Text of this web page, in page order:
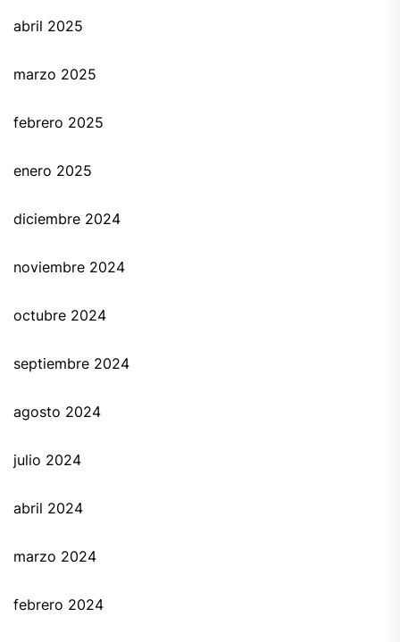
abril 2025
marzo 2025
febrero 2025
enero 2025
diciembre 2024
noviembre 2024
octubre 2024
septiembre 2024
agosto 2024
julio 2024
abril 2024
marzo 2024
febrero 2024